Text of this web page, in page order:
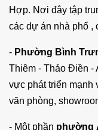
Hợp. Nơi đây tập
các dự án nhà phố ,
- Phường Bình
Thiêm - Thảo Điền -
vực phát triển mạnh
văn phòng,
- Một phần phường